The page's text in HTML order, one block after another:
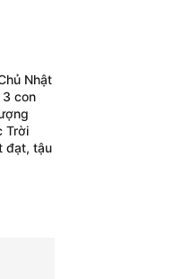
Nhật
con
Trời
đạt, tậu